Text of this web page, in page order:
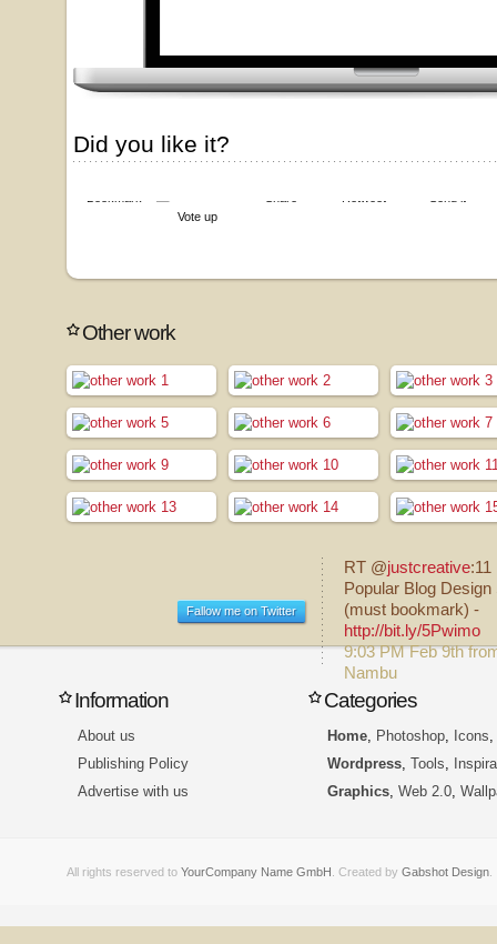
Did you like it?
Vote up
Other work
Fallow me on Twitter
RT @justcreative:11
Popular Blog Design
(must bookmark) -
http://bit.ly/5Pwimo
9:03 PM Feb 9th
Nambu
Information
About us
Publishing Policy
Advertise with us
Categories
Home Photoshop Icons
Wordpress Tools
Graphics Web 2.0
All rights reserved to YourCompany Name GmbH . Created by Gabshot Design